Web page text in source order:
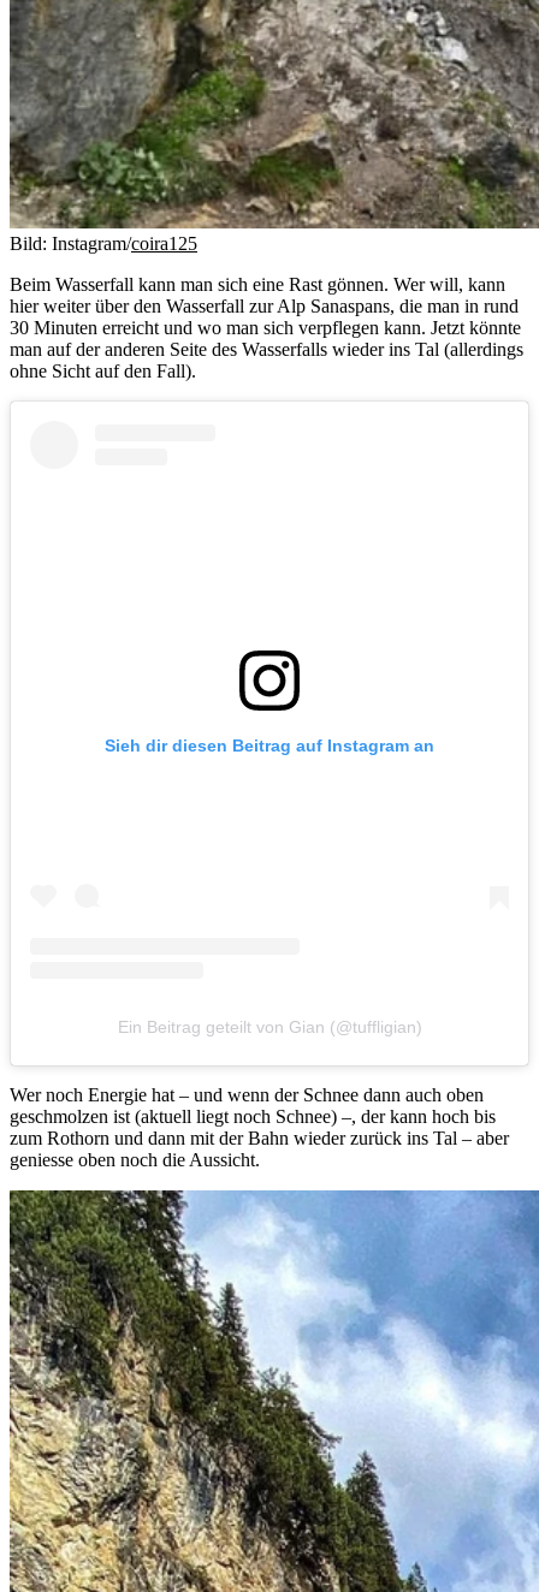
Bild: Instagram/coira125
Beim Wasserfall kann man sich eine Rast gönnen. Wer will, kann
hier weiter über den Wasserfall zur Alp Sanaspans, die man in rund
30 Minuten erreicht und wo man sich verpflegen kann. Jetzt könnte
man auf der anderen Seite des Wasserfalls wieder ins Tal (allerdings
ohne Sicht auf den Fall).
Sieh dir diesen Beitrag auf Instagram an
Ein Beitrag geteilt von Gian (@tuffligian)
Wer noch Energie hat – und wenn der Schnee dann auch oben
geschmolzen ist (aktuell liegt noch Schnee) –, der kann hoch bis
zum Rothorn und dann mit der Bahn wieder zurück ins Tal – aber
geniesse oben noch die Aussicht.